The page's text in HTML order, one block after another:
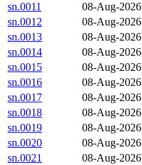
sn.0011
08-Aug-
sn.0012
08-Aug-
sn.0013
08-Aug-
sn.0014
08-Aug-
sn.0015
08-Aug-
sn.0016
08-Aug-
sn.0017
08-Aug-
sn.0018
08-Aug-
sn.0019
08-Aug-
sn.0020
08-Aug-
sn.0021
08-Aug-